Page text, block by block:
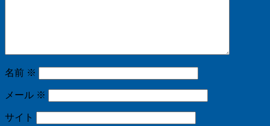
名前 ※
メール ※
サイト